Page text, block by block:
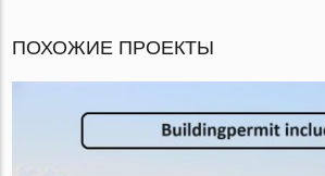
ПОХОЖИЕ ПРОЕКТЫ